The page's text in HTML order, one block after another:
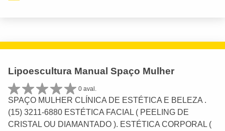
Lipoescultura Manual Spaço Mulher
0 aval.
SPAÇO MULHER CLÍNICA DE ESTÉTICA E BELEZA .
(15) 3211-6880 ESTÉTICA FACIAL ( PEELING DE
CRISTAL OU DIAMANTADO ). ESTÉTICA CORPORAL (